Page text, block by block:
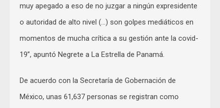
muy apegado a eso de no juzgar a ningún expresidente
o autoridad de alto nivel (…) son golpes mediáticos en
momentos de mucha crítica a su gestión ante la covid-
19”, apuntó Negrete a La Estrella de Panamá.
De acuerdo con la Secretaría de Gobernación de
México, unas 61,637 personas se registran como